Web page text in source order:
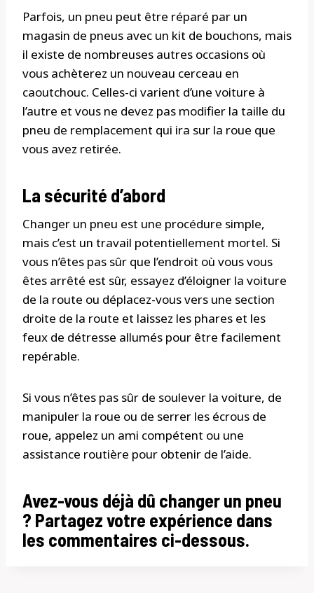
Parfois, un pneu peut être réparé par un
magasin de pneus avec un kit de bouchons, mais
il existe de nombreuses autres occasions où
vous achèterez un nouveau cerceau en
caoutchouc. Celles-ci varient d’une voiture à
l’autre et vous ne devez pas modifier la taille du
pneu de remplacement qui ira sur la roue que
vous avez retirée.
La sécurité d’abord
Changer un pneu est une procédure simple,
mais c’est un travail potentiellement mortel. Si
vous n’êtes pas sûr que l’endroit où vous vous
êtes arrêté est sûr, essayez d’éloigner la voiture
de la route ou déplacez-vous vers une section
droite de la route et laissez les phares et les
feux de détresse allumés pour être facilement
repérable.
Si vous n’êtes pas sûr de soulever la voiture, de
manipuler la roue ou de serrer les écrous de
roue, appelez un ami compétent ou une
assistance routière pour obtenir de l’aide.
Avez-vous déjà dû changer un pneu
? Partagez votre expérience dans
les commentaires ci-dessous.